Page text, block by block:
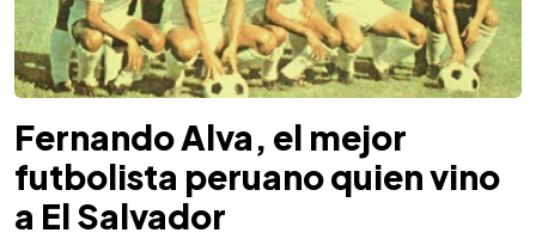
Fernando Alva, el mejor
futbolista peruano quien vino
a El Salvador